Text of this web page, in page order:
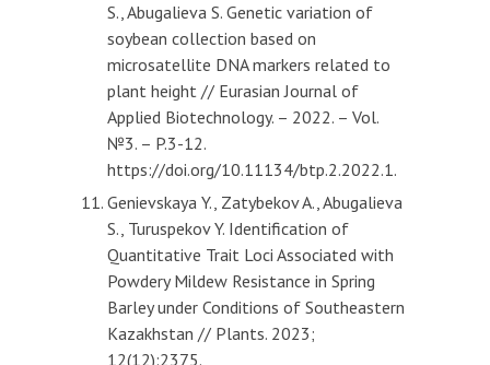
S., Abugalieva S. Genetic variation of
soybean collection based on
microsatellite DNA markers related to
plant height // Eurasian Journal of
Applied Biotechnology. – 2022. – Vol.
№3. – P.3-12.
https://doi.org/10.11134/btp.2.2022.1.
Genievskaya Y., Zatybekov A., Abugalieva
S., Turuspekov Y. Identification of
Quantitative Trait Loci Associated with
Powdery Mildew Resistance in Spring
Barley under Conditions of Southeastern
Kazakhstan // Plants. 2023;
12(12):2375.